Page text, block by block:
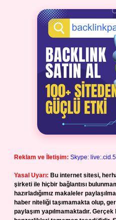
Reklam ve İletişim: Skype:
Yasal Uyarı: Bu internet sitesi,
şirketi ile hiçbir bağlantısı
hazırladığımız makaleler
haber niteliği taşımamakta olup,
paylaşım yapılmamaktadır.